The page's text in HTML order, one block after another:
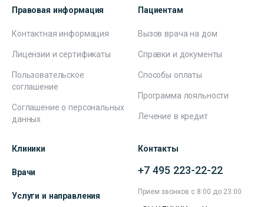
Правовая информация
Контактная информация
Лицензии и сертификаты
Пользовательское
соглашение
Соглашение о персональных
данных
Пациентам
Вызов врача на дом
Справки и документы
Способы оплаты
Программа лояльности
Лечение в кредит
Клиники
Врачи
Услуги и направления
Контакты
+7 495 223-22-22
Прием звонков с 8:00 до 23:00